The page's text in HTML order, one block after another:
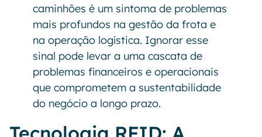
caminhões é um sintoma de problemas
mais profundos na gestão da frota e
na operação logística. Ignorar esse
sinal pode levar a uma cascata de
problemas financeiros e operacionais
que comprometem a sustentabilidade
do negócio a longo prazo.